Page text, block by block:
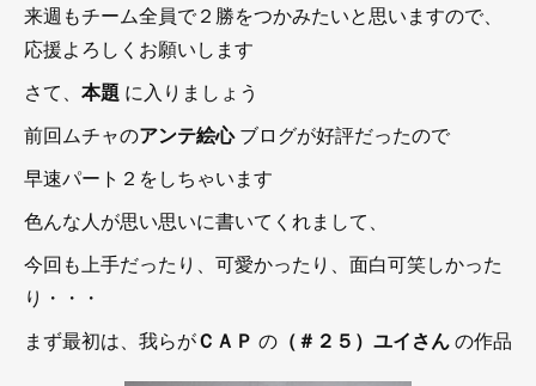
来週もチーム全員で２勝をつかみたいと思いますので、
応援よろしくお願いします
さて、 本題 に入りましょう
前回ムチャのアンテ絵心ブログが好評だったので
早速パート２をしちゃいます
色んな人が思い思いに書いてくれまして、
今回も上手だったり、可愛かったり、面白可笑しかった
り・・・
まず最初は、我らがＣＡＰ の （＃２５）ユイさんの作品